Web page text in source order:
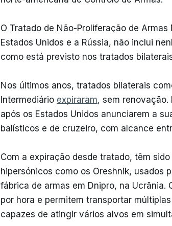
O Tratado de Não-Proliferação de
Estados Unidos e a Rússia, não inclui
como está previsto nos tratados
Nos últimos anos, tratados bilaterais
Intermediário expiraram, sem renovação.
após os Estados Unidos anunciarem a
balísticos e de cruzeiro, com alcance
Com a expiração desde tratado, têm
hipersónicos como os Oreshnik, usados
fábrica de armas em Dnipro, na Ucrãnia.
por hora e permitem transportar
capazes de atingir vários alvos em